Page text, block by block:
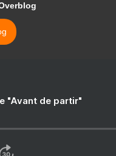
"Avant de partir"